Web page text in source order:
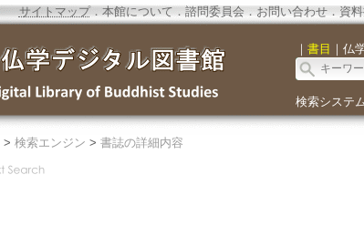
サイトマップ．本館について ． 諮問委員会． お問い合わせ． 資
｜ 書目 ｜ 仏
検索システ
> 検索エンジン > 書誌の詳細内容